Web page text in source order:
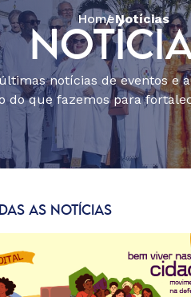
HomeNotícias
notícias de eventos e
do que fazemos para
AS NOTÍCIAS